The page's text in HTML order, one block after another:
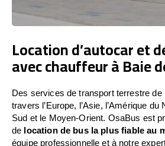
Location d’autocar et
avec chauffeur à Baie
Des services de transport terrestre de
travers l’Europe, l’Asie, l’Amérique du
Sud et le Moyen-Orient. OsaBus est
de location de bus la plus fiable au
équipe professionnelle et à notre